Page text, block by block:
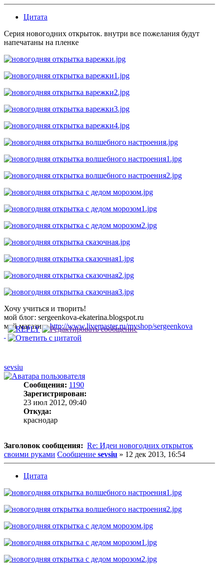
Цитата
Серия новогодних открыток. внутри все пожелания будут
напечатаны на пленке
Хочу учиться и творить!
мой блог: sergeenkova-ekaterina.blogspot.ru
мой магазин:http://www.livemaster.ru/myshop/sergeenkova
sevsiu
Сообщения: 1190
Зарегистрирован:
23 июл 2012, 09:40
Откуда:
краснодар
Заголовок сообщения: Re: Идеи новогодних открыток
своими руками Сообщение sevsiu » 12 дек 2013, 16:54
Цитата